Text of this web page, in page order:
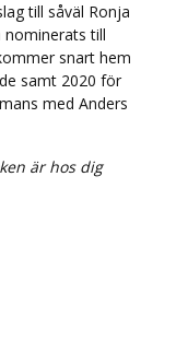
till såväl Ronja
nominerats till
snart hem
samt 2020 för
med Anders
är hos dig